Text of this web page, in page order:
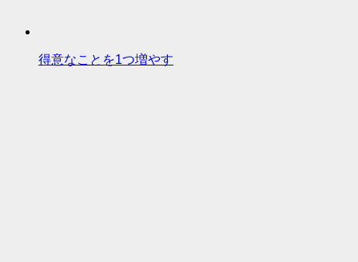
得意なことを1つ増やす